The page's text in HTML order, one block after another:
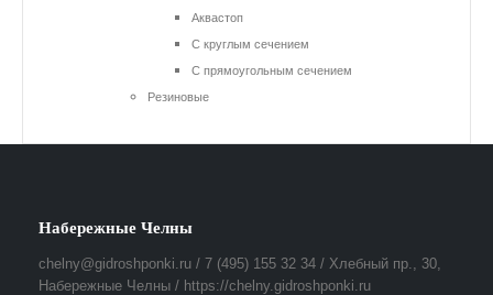
Аквастоп
С круглым сечением
С прямоугольным сечением
Резиновые
Набережные Челны
chelny@gidroshponki.ru / 7 (495) 155 32 34 / Хлебный пр., 30,
Набережные Челны / https://chelny.gidroshponki.ru